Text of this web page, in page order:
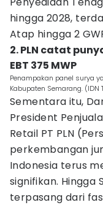
hingga 2028,
Atap hingga 2
2. PLN catat
EBT 375 MWP
Penampakan panel surya
Kabupaten Semarang. (IDN
Sementara itu,
President
Retail PT PLN
perkembangan
Indonesia terus
signifikan. Hingga
terpasang dari